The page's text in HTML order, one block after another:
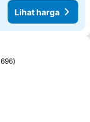
Lihat harga
ke favorit
696